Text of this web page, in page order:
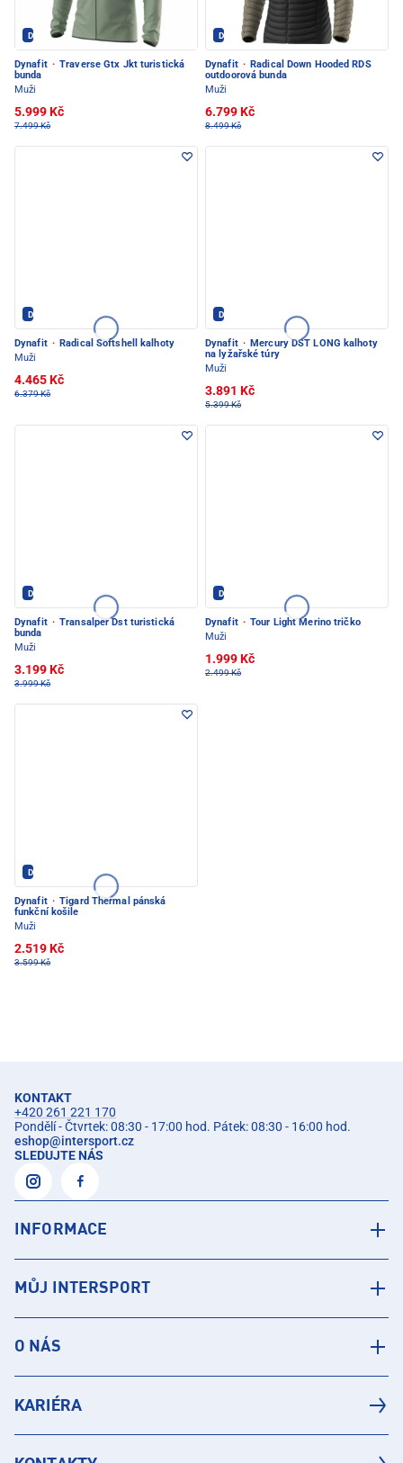
Dynafit - PEC POD SNĚŽKOU
Dynafit · Traverse Gtx Jkt turistická
bunda
Muži
5.999 Kč
7.499 Kč
Dynafit - PEC POD SNĚŽKOU
Dynafit · Radical Down Hooded RDS
outdoorová bunda
Muži
6.799 Kč
8.499 Kč
Dynafit - PEC POD SNĚŽKOU
Dynafit · Radical Softshell kalhoty
Muži
4.465 Kč
6.379 Kč
Dynafit - PEC POD SNĚŽKOU
Dynafit · Mercury DST LONG kalhoty
na lyžařské túry
Muži
3.891 Kč
5.399 Kč
Dynafit - PEC POD SNĚŽKOU
Dynafit · Transalper Dst turistická
bunda
Muži
3.199 Kč
3.999 Kč
Dynafit - PEC POD SNĚŽKOU
Dynafit · Tour Light Merino tričko
Muži
1.999 Kč
2.499 Kč
Dynafit - PEC POD SNĚŽKOU
Dynafit · Tigard Thermal pánská
funkční košile
Muži
2.519 Kč
3.599 Kč
KONTAKT
+420 261 221 170
Pondělí - Čtvrtek: 08:30 - 17:00 hod. Pátek: 08:30 - 16:00 hod.
eshop@intersport.cz
SLEDUJTE NÁS
INFORMACE
MŮJ INTERSPORT
O NÁS
KARIÉRA